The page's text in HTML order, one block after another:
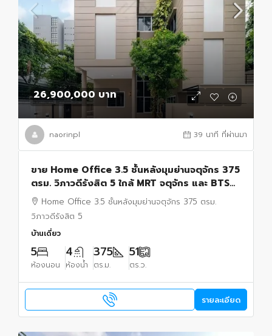
26,900,000 บาท
naorinpl 39 นาที ที่ผ่านมา
ขาย Home Office 3.5 ชั้นหลังมุมย่านจตุจักร 375
ตรม. วิภาวดีรังสิต 5 ใกล้ MRT จตุจักร และ BTS
หมอชิต
Home Office 3.5 ชั้นหลังมุมย่านจตุจักร 375 ตรม.
วิภาวดีรังสิต 5
บ้านเดี่ยว
5
ห้องนอน
4
ห้องน้ำ
375
ตร.ม.
51
ตร.ว.
รายละเอียด